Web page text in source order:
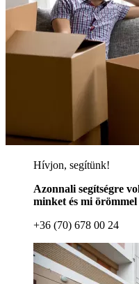
Hívjon, segítünk!
Azonnali segítségre
minket és mi
+36 (70) 678 00 24